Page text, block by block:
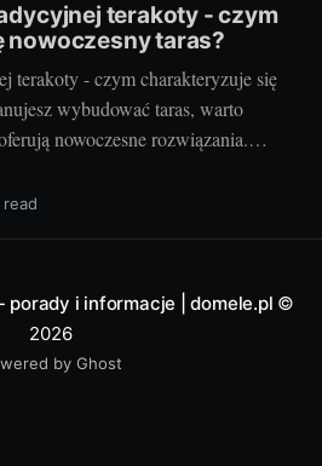
terakoty - czym
nowoczesny taras?
terakoty - czym charakteryzuje się
wybudować taras, warto
nowoczesne rozwiązania.
się na coś więcej niż tylko
nowoczesny taras i dlaczego
read
porady i informacje | domele.pl ©
2026
by Ghost